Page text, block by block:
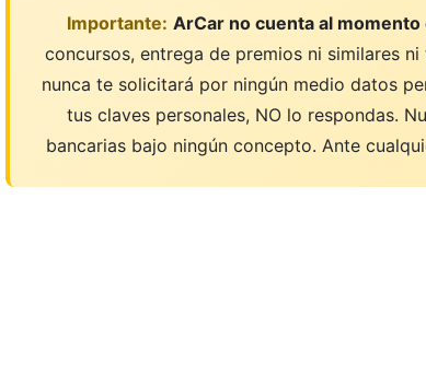
Importante: ArCar no cuenta al
concursos, entrega de premios ni similares
nunca te solicitará por ningún medio datos
tus claves personales, NO lo respondas.
bancarias bajo ningún concepto. Ante